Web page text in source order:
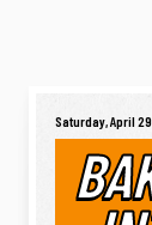
Saturday, April